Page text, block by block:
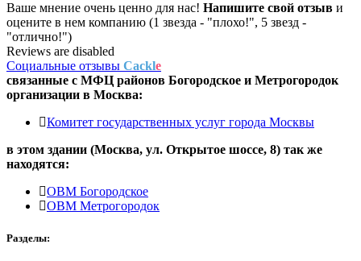
Ваше мнение очень ценно для нас! Напишите свой отзыв и
оцените в нем компанию (1 звезда - "плохо!", 5 звезд -
"отлично!")
Reviews are disabled
Социальные отзывы Cackle
связанные с МФЦ районов Богородское и Метрогородок
организации в Москва:
Комитет государственных услуг города Москвы
в этом здании (Москва, ул. Открытое шоссе, 8) так же
находятся:
ОВМ Богородское
ОВМ Метрогородок
Разделы: